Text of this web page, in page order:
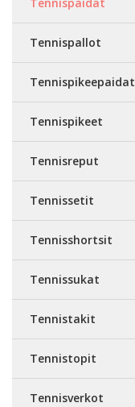
Tennispallot
Tennispikeepaidat
Tennispikeet
Tennisreput
Tennissetit
Tennisshortsit
Tennissukat
Tennistakit
Tennistopit
Tennisverkot